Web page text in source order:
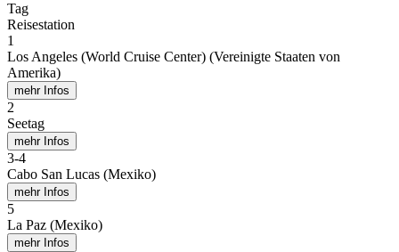
Tag
Reisestation
1
Los Angeles (World Cruise Center) (Vereinigte Staaten von
Amerika)
mehr Infos
2
Seetag
mehr Infos
3-4
Cabo San Lucas (Mexiko)
mehr Infos
5
La Paz (Mexiko)
mehr Infos